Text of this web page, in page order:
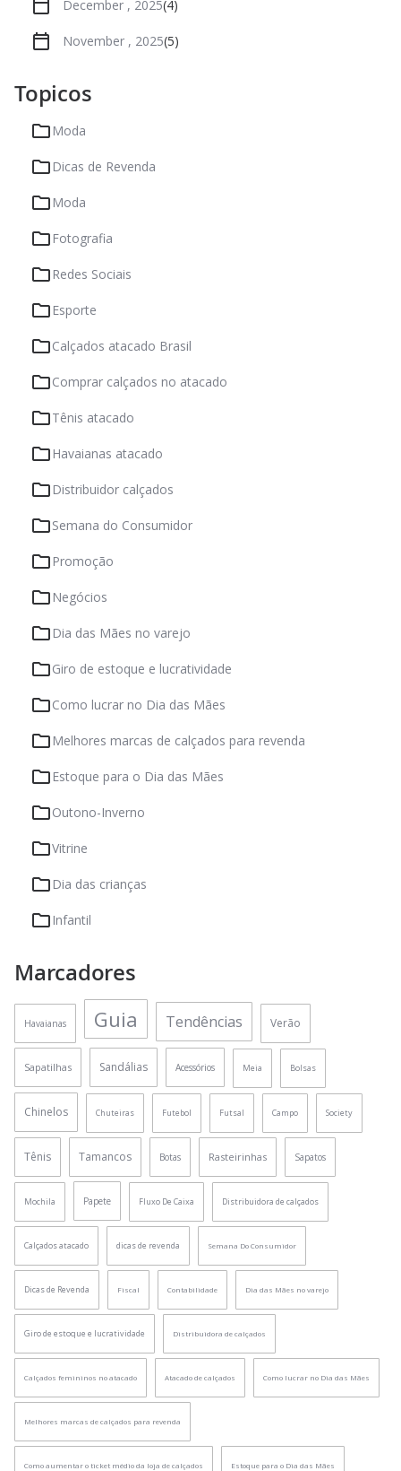
December , 2025(4)
November , 2025(5)
Topicos
Moda
Dicas de Revenda
Moda
Fotografia
Redes Sociais
Esporte
Calçados atacado Brasil
Comprar calçados no atacado
Tênis atacado
Havaianas atacado
Distribuidor calçados
Semana do Consumidor
Promoção
Negócios
Dia das Mães no varejo
Giro de estoque e lucratividade
Como lucrar no Dia das Mães
Melhores marcas de calçados para revenda
Estoque para o Dia das Mães
Outono-Inverno
Vitrine
Dia das crianças
Infantil
Marcadores
Havaianas Guia Tendências Verão
Sapatilhas Sandálias Acessórios Meia Bolsas
Chinelos Chuteiras Futebol Futsal Campo Society
Tênis Tamancos Botas Rasteirinhas Sapatos
Mochila Papete Fluxo De Caixa Distribuidora de calçados
Calçados atacado dicas de revenda Semana Do Consumidor
Dicas de Revenda Fiscal Contabilidade Dia das Mães no varejo
Giro de estoque e lucratividade Distribuidora de calçados
Calçados femininos no atacado Atacado de calçados Como lucrar no Dia das Mães
Melhores marcas de calçados para revenda
Como aumentar o ticket médio da loja de calçados Estoque para o Dia das Mães